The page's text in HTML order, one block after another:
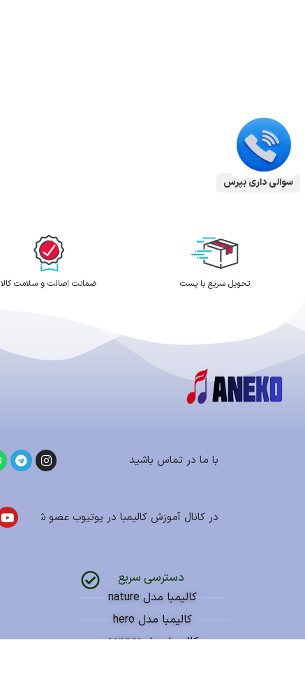
سوالی داری بپرس
تحویل سریع با پست ضمانت اصالت و سلامت کالا
با ما در تماس باشید
در کانال آموزش کالیمبا در یوتیوب عضو شوید
دسترسی سریع
کالیمبا مدل nature
کالیمبا مدل hero
کالیمبا مدل copper